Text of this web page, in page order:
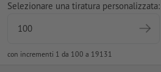
Selezionare una tiratura personalizzata:
con incrementi 1 da 100 a 19131